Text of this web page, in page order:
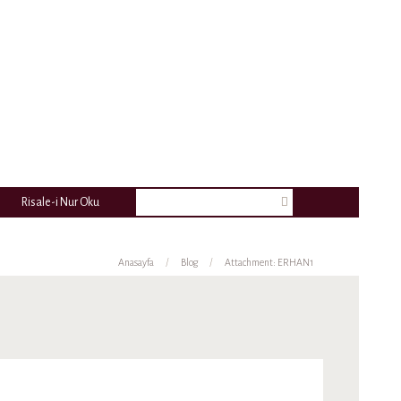
Risale-i Nur Oku
Anasayfa Blog Attachment: ERHAN1